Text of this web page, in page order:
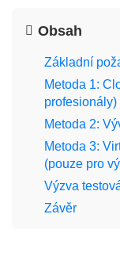
Obsah
Základní
Metoda 1:
profesionály)
Metoda 2:
Metoda 3:
(pouze pro
Výzva
Závěr